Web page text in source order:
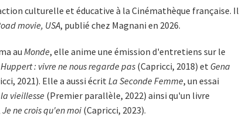
culturelle et éducative à la Cinémathèque française. Il
movie, USA, publié chez Magnani en 2026.
au Monde, elle anime une émission d'entretiens sur le
: vivre ne nous regarde pas (Capricci, 2018) et Gena
2021). Elle a aussi écritLa Seconde Femme, un essai
vieillesse (Premier parallèle, 2022) ainsi qu'un livre
Je ne crois qu'en moi (Capricci, 2023).